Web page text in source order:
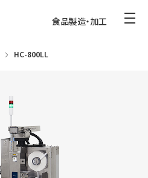
食品製造・加工
HC-800LL